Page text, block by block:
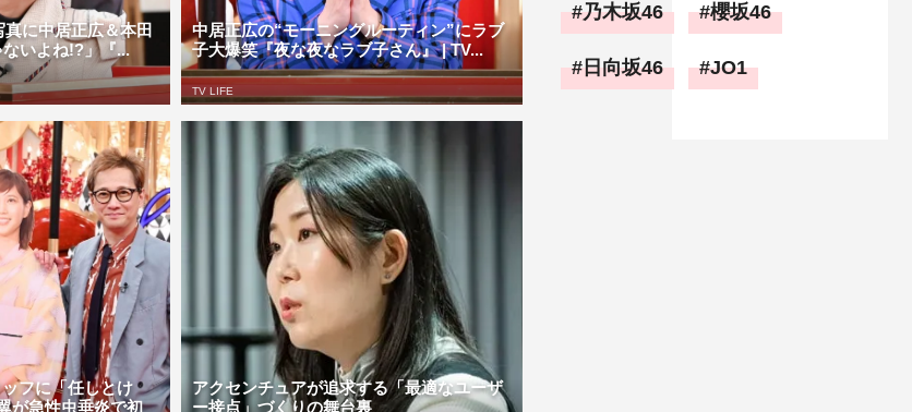
に中居正広＆本田
いよね!?」『...
中居正広の“モーニングルーティン”にラブ
子大爆笑『夜な夜なラブ子さん』 | TV...
TV LIFE
フに「任しとけ
が急性虫垂炎で初
アクセンチュアが追求する「最適なユーザ
ー接点」づくりの舞台裏
乃木坂46 櫻坂46
日向坂46 JO1